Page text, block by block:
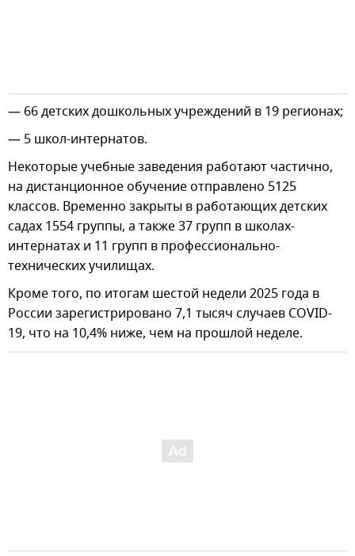
— 66 детских дошкольных учреждений в 19 регионах;
— 5 школ-интернатов.
Некоторые учебные заведения работают частично,
на дистанционное обучение отправлено 5125
классов. Временно закрыты в работающих детских
садах 1554 группы, а также 37 групп в школах-
интернатах и 11 групп в профессионально-
технических училищах.
Кроме того, по итогам шестой недели 2025 года в
России зарегистрировано 7,1 тысяч случаев COVID-
19, что на 10,4% ниже, чем на прошлой неделе.